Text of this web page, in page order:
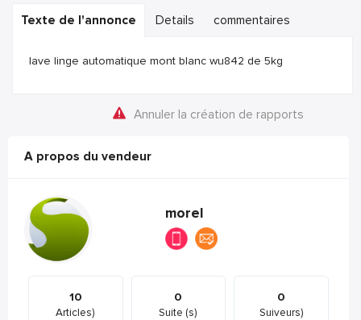
Texte de l'annonce Details commentaires
lave linge automatique mont blanc wu842 de 5kg
Annuler la création de rapports
A propos du vendeur
morel
10
Articles)
0
Suite (s)
0
Suiveurs)